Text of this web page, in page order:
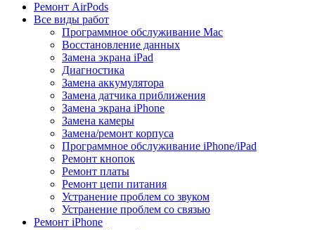
Ремонт AirPods
Все виды работ
Программное обслуживание Mac
Восстановление данных
Замена экрана iPad
Диагностика
Замена аккумулятора
Замена датчика приближения
Замена экрана iPhone
Замена камеры
Замена/ремонт корпуса
Программное обслуживание iPhone/iPad
Ремонт кнопок
Ремонт платы
Ремонт цепи питания
Устранение проблем со звуком
Устранение проблем со связью
Ремонт iPhone